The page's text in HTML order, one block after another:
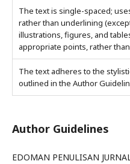
The text is single-spaced;
rather than underlining
illustrations, figures, and
appropriate points, rather
The text adheres to the
outlined in the Author
Author Guidelines
EDOMAN PENULISAN